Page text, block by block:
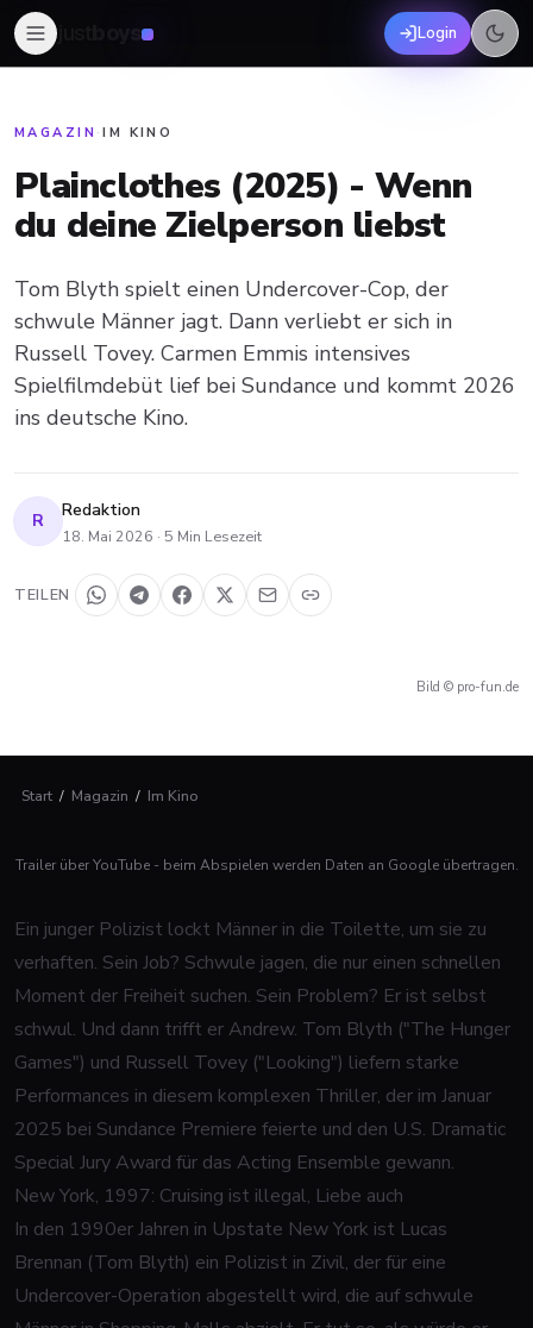
boys Login
MAGAZIN ·IM KINO
Plainclothes (2025) - Wenn
du deine Zielperson liebst
Tom Blyth spielt einen Undercover-Cop, der
schwule Männer jagt. Dann verliebt er sich in
Russell Tovey. Carmen Emmis intensives
Spielfilmdebüt lief bei Sundance und kommt 2026
ins deutsche Kino.
R Redaktion
18. Mai 2026 · 5 Min Lesezeit
TEILEN
Bild © pro-fun.de
Start / Magazin / Im Kino
Trailer über YouTube - beim Abspielen werden Daten an Google übertragen.
Ein junger Polizist lockt Männer in die Toilette, um sie zu
verhaften. Sein Job? Schwule jagen, die nur einen schnellen
Moment der Freiheit suchen. Sein Problem? Er ist selbst
schwul. Und dann trifft er Andrew. Tom Blyth ("The Hunger
Games") und Russell Tovey ("Looking") liefern starke
Performances in diesem komplexen Thriller, der im Januar
2025 bei Sundance Premiere feierte und den U.S. Dramatic
Special Jury Award für das Acting Ensemble gewann.
New York, 1997: Cruising ist illegal, Liebe auch
In den 1990er Jahren in Upstate New York ist Lucas
Brennan (Tom Blyth) ein Polizist in Zivil, der für eine
Undercover-Operation abgestellt wird, die auf schwule